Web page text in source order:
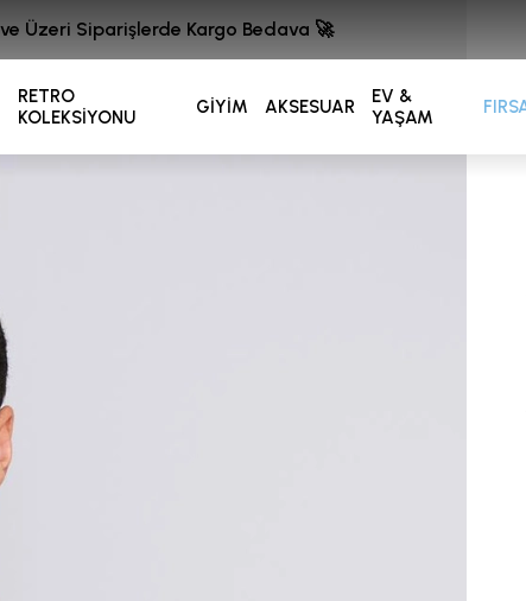
RETRO
KOLEKSİYONU
GİYİM AKSESUAR
EV &
YAŞAM
Üzeri Siparişlerde Kargo Bedava 🚀